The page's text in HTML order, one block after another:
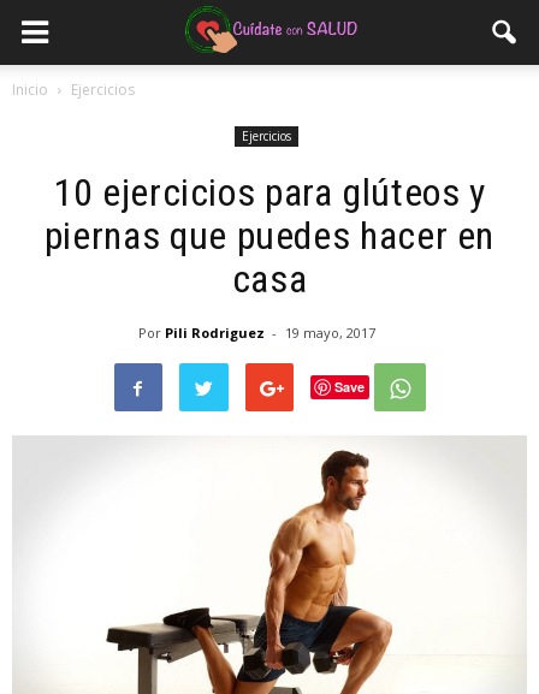
Inicio Ejercicios
Ejercicios
10 ejercicios para glúteos y
piernas que puedes hacer en
casa
Por Pili Rodriguez - 19 mayo, 2017
Save